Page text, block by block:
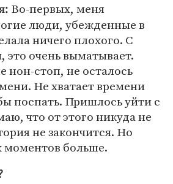
Во-первых, меня
люди, убежденные в
ничего плохого. С
это очень выматывает.
стоп, не осталось
Не хватает времени
поспать. Пришлось уйти с
что от этого никуда не
не закончится. Но
больше.